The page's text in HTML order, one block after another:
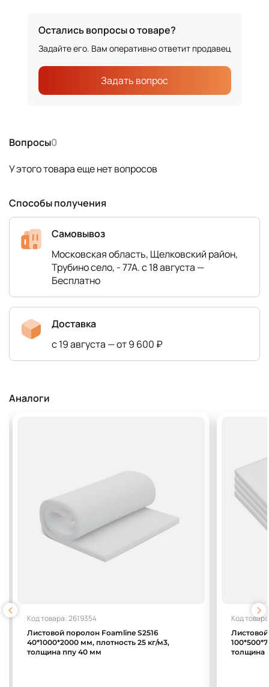
Вопросы0
У этого товара еще нет вопросов
Способы получения
Самовывоз
Московская область, Щелковский район,
Трубино село, - 77А. с 18 августа —
Бесплатно
Доставка
с 19 августа — от 9 600 ₽
Остались вопросы о товаре?
Задайте его. Вам оперативно ответит продавец
Задать вопрос
Аналоги
Код товара: 2619354
Листовой поролон Foamline S2516
40*1000*2000 мм, плотность 25 кг/м3,
толщина ппу 40 мм
Код
толщина